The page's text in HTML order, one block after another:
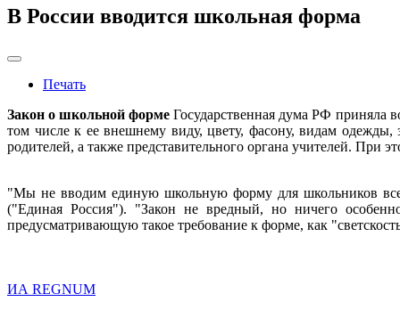
В России вводится школьная форма
Печать
Закон о школьной форме Государственная дума РФ приняла
том числе к ее внешнему виду, цвету, фасону, видам
родителей, а также представительного органа учителей.
"Мы не вводим единую школьную форму для школьников
("Единая Россия"). "Закон не вредный, но ничего
предусматривающую такое требование к форме, как
ИА REGNUM